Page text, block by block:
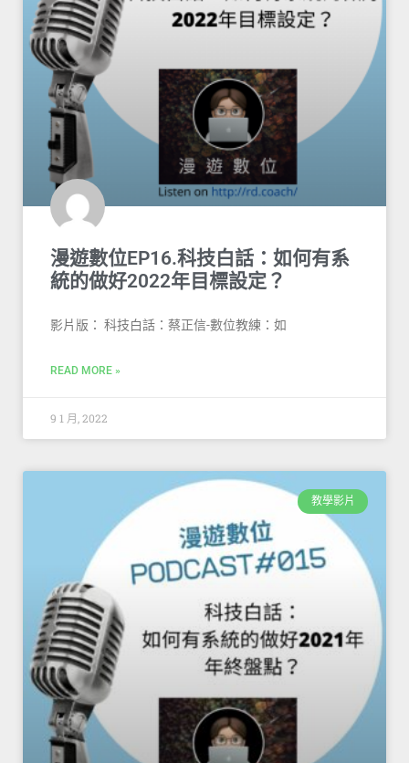
漫遊數位EP16.科技白話：如何有系
統的做好2022年目標設定？
影片版： 科技白話：蔡正信-數位教練：如
READ MORE »
9 1 月, 2022
教學影片